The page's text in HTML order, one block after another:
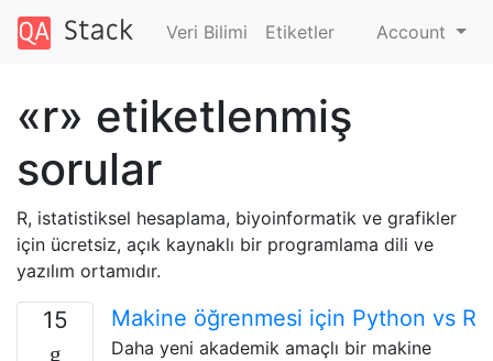
Veri Bilimi Etiketler Account
«r» etiketlenmiş
sorular
R, istatistiksel hesaplama, biyoinformatik ve grafikler
için ücretsiz, açık kaynaklı bir programlama dili ve
yazılım ortamıdır.
15 Makine öğrenmesi için Python vs R
Daha yeni akademik amaçlı bir makine